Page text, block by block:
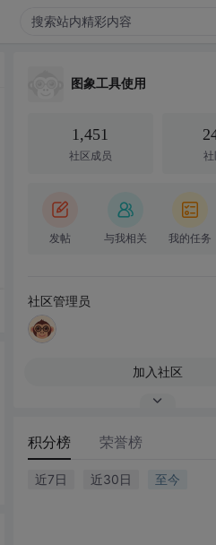
图象工具使用
1,451
社区成员
发帖 与我相关 我的任务
社区管理员
加入社区
积分榜 荣誉榜
近7日 近30日 至今